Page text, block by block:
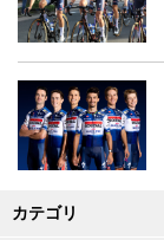
カテゴリ